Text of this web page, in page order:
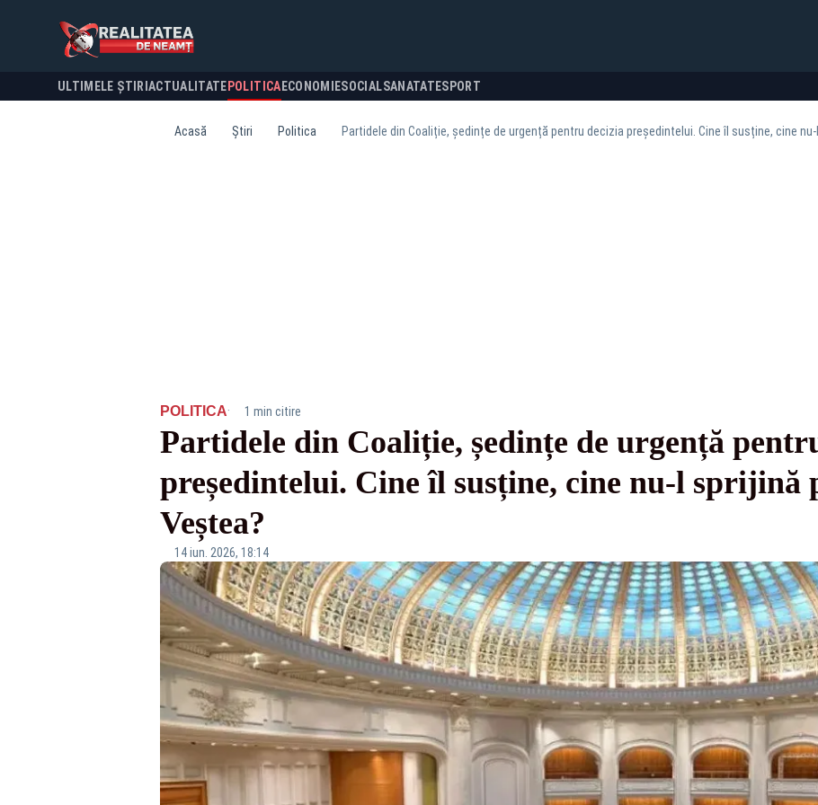
ULTIMELE ȘTIRI ACTUALITATE POLITICA ECONOMIESOCIALSANATATESPORT
Acasă Știri Politica Partidele din Coaliție, ședințe de urgență pentru decizia președintelui. Cine îl susține, cine
POLITICA· 1 min citire
Partidele din Coaliție, ședințe de urgență
președintelui. Cine îl susține, cine nu-l sprijină
Veștea?
14 iun. 2026, 18:14